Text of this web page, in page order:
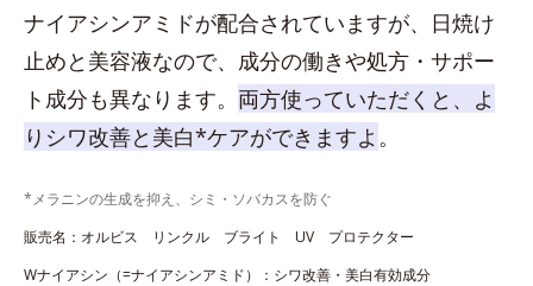
ナイアシンアミドが配合されていますが、日焼け
止めと美容液なので、成分の働きや処方・サポー
ト成分も異なります。 両方使っていただくと、よ
りシワ改善と美白*ケアができますよ 。
*メラニンの生成を抑え、シミ・ソバカスを防ぐ
販売名：オルビス リンクル ブライト UV プロテクター
Wナイアシン（=ナイアシンアミド）：シワ改善・美白有効成分